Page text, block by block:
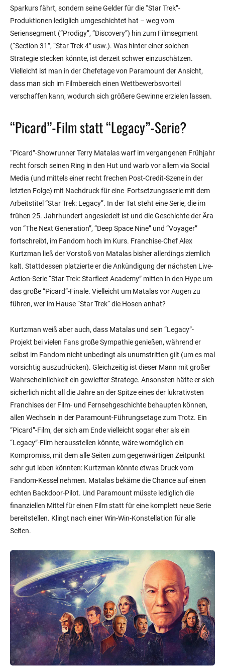
Sparkurs fährt, sondern seine Gelder für die “Star Trek”-
Produktionen lediglich umgeschichtet hat – weg vom
Seriensegment (“Prodigy”, “Discovery”) hin zum Filmsegment
(“Section 31”, “Star Trek 4” usw.). Was hinter einer solchen
Strategie stecken könnte, ist derzeit schwer einzuschätzen.
Vielleicht ist man in der Chefetage von Paramount der Ansicht,
dass man sich im Filmbereich einen Wettbewerbsvorteil
verschaffen kann, wodurch sich größere Gewinne erzielen lassen.
“Picard”-Film statt “Legacy”-Serie?
“Picard”-Showrunner Terry Matalas warf im vergangenen Frühjahr
recht forsch seinen Ring in den Hut und warb vor allem via Social
Media (und mittels einer recht frechen Post-Credit-Szene in der
letzten Folge) mit Nachdruck für eine Fortsetzungsserie mit dem
Arbeitstitel “Star Trek: Legacy”. In der Tat steht eine Serie, die im
frühen 25. Jahrhundert angesiedelt ist und die Geschichte der Ära
von “The Next Generation”, “Deep Space Nine” und “Voyager”
fortschreibt, im Fandom hoch im Kurs. Franchise-Chef Alex
Kurtzman ließ der Vorstoß von Matalas bisher allerdings ziemlich
kalt. Stattdessen platzierte er die Ankündigung der nächsten Live-
Action-Serie “Star Trek: Starfleet Academy” mitten in den Hype um
das große “Picard”-Finale. Vielleicht um Matalas vor Augen zu
führen, wer im Hause “Star Trek“ die Hosen anhat?
Kurtzman weiß aber auch, dass Matalas und sein “Legacy”-
Projekt bei vielen Fans große Sympathie genießen, während er
selbst im Fandom nicht unbedingt als unumstritten gilt (um es mal
vorsichtig auszudrücken). Gleichzeitig ist dieser Mann mit großer
Wahrscheinlichkeit ein gewiefter Stratege. Ansonsten hätte er sich
sicherlich nicht all die Jahre an der Spitze eines der lukrativsten
Franchises der Film- und Fernsehgeschichte behaupten können,
allen Wechseln in der Paramount-Führungsetage zum Trotz. Ein
“Picard”-Film, der sich am Ende vielleicht sogar eher als ein
“Legacy”-Film herausstellen könnte, wäre womöglich ein
Kompromiss, mit dem alle Seiten zum gegenwärtigen Zeitpunkt
sehr gut leben könnten: Kurtzman könnte etwas Druck vom
Fandom-Kessel nehmen. Matalas bekäme die Chance auf einen
echten Backdoor-Pilot. Und Paramount müsste lediglich die
finanziellen Mittel für einen Film statt für eine komplett neue Serie
bereitstellen. Klingt nach einer Win-Win-Konstellation für alle
Seiten.